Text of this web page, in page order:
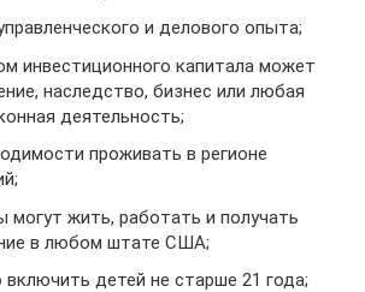
и делового опыта;
инвестиционного капитала может
наследство, бизнес или любая
деятельность;
проживать в регионе
могут жить, работать и получать
в любом штате США;
детей не старше 21 года;